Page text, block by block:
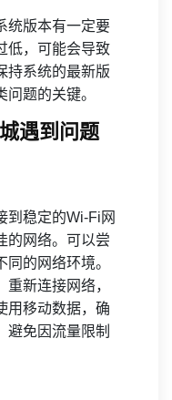
统版本有一定要
低，可能会导致
持系统的最新版
题的关键。
遇到问题
到稳定的Wi-Fi网
的网络。可以尝
的网络环境。
新连接网络，
用移动数据，确
避免因流量限制